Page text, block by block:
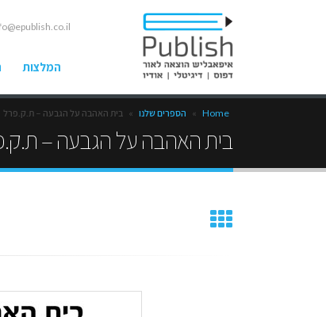
המלצות
Home
» הספרים שלנו » בית האהבה על הגבעה – ת.ק.פרל
בית האהבה על הגבעה –